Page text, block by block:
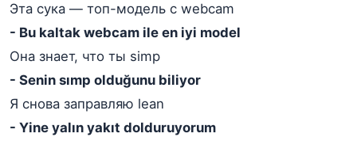
Эта сука — топ-модель с webcam
- Bu kaltak webcam ile en iyi model
Она знает, что ты simp
- Senin sımp olduğunu biliyor
Я снова заправляю lean
- Yine yalın yakıt dolduruyorum